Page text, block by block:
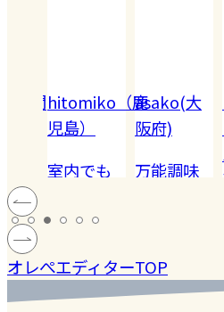
（鹿
!! 愛
積
症
ン
健康
asako(大
阪府)
万能調味
モン】を
みた！
ン
スイーツ
コンシェ
恵（福
知らない
世界でも
オレぺエディターTOP